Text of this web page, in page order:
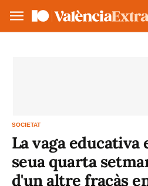
SOCIETAT
La vaga educativa
seua quarta
d'un altre fracàs